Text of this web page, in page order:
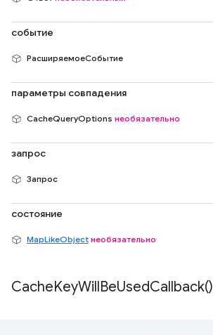
событие
РасширяемоеСобытие
параметры совпадения
CacheQueryOptions необязательно
запрос
Запрос
состояние
MapLikeObject необязательно
CacheKeyWillBeUsedCallback()